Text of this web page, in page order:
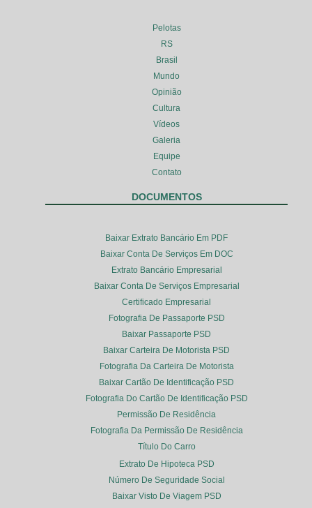
Pelotas
RS
Brasil
Mundo
Opinião
Cultura
Vídeos
Galeria
Equipe
Contato
DOCUMENTOS
Baixar Extrato Bancário Em PDF
Baixar Conta De Serviços Em DOC
Extrato Bancário Empresarial
Baixar Conta De Serviços Empresarial
Certificado Empresarial
Fotografia De Passaporte PSD
Baixar Passaporte PSD
Baixar Carteira De Motorista PSD
Fotografia Da Carteira De Motorista
Baixar Cartão De Identificação PSD
Fotografia Do Cartão De Identificação PSD
Permissão De Residência
Fotografia Da Permissão De Residência
Título Do Carro
Extrato De Hipoteca PSD
Número De Seguridade Social
Baixar Visto De Viagem PSD